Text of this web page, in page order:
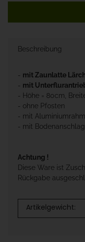
Beschreibung
- mit Zaunlatte
- mit
- Höhe = 80cm,
- ohne Pfosten
- mit
- mit Bodenanschlag
Achtung !
Diese Ware ist
Rückgabe
Artikelgewicht: